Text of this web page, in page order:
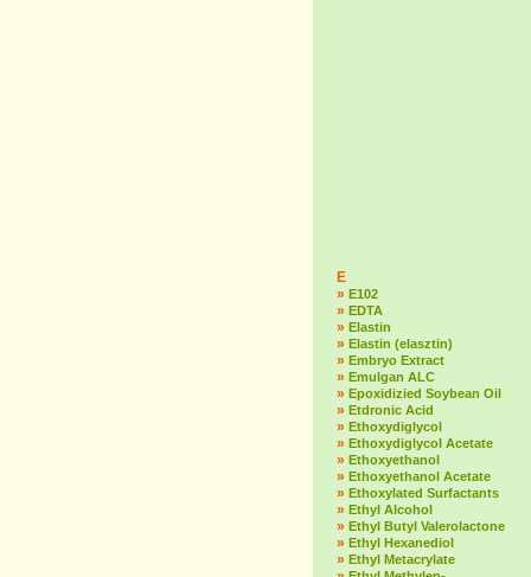
E
» E102
» EDTA
» Elastin
» Elastin (elasztin)
» Embryo Extract
» Emulgan ALC
» Epoxidizied Soybean Oil
» Etdronic Acid
» Ethoxydiglycol
» Ethoxydiglycol Acetate
» Ethoxyethanol
» Ethoxyethanol Acetate
» Ethoxylated Surfactants
» Ethyl Alcohol
» Ethyl Butyl Valerolactone
» Ethyl Hexanediol
» Ethyl Metacrylate